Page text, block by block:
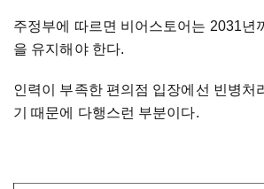
주정부에 따르면 비어스토어는 2031년
을 유지해야 한다.
인력이 부족한 편의점 입장에선 빈병처
기 때문에 다행스런 부분이다.